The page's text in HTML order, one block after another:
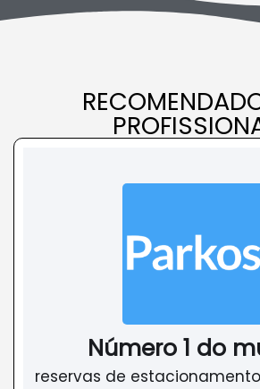
Número 1 do
reservas de